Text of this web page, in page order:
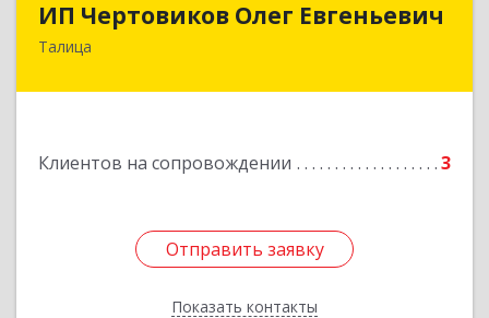
ИП Чертовиков Олег Евгеньевич
Талица
Клиентов на сопровождении 3
Отправить заявку
Показать контакты
623640, Свердловская обл, Талица г, Ленина ул,
Отправить заявку
Назад